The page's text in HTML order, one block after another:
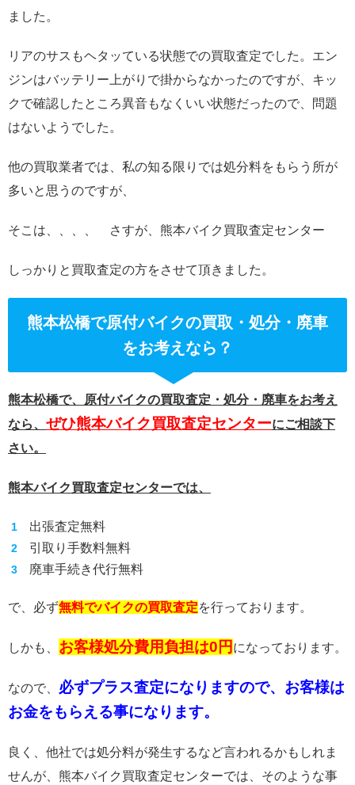
ました。
リアのサスもヘタッている状態での買取査定でした。エン
ジンはバッテリー上がりで掛からなかったのですが、キッ
クで確認したところ異音もなくいい状態だったので、問題
はないようでした。
他の買取業者では、私の知る限りでは処分料をもらう所が
多いと思うのですが、
そこは、、、、 さすが、熊本バイク買取査定センター
しっかりと買取査定の方をさせて頂きました。
熊本松橋で原付バイクの買取・処分・廃車
をお考えなら？
熊本松橋で、原付バイクの買取査定・処分・廃車をお考え
なら、 ぜひ熊本バイク買取査定センターにご相談下
さい。
熊本バイク買取査定センターでは、
出張査定無料
引取り手数料無料
廃車手続き代行無料
で、必ず無料でバイクの買取査定を行っております。
しかも、 お客様処分費用負担は0円 になっております。
なので、 必ずプラス査定になりますので、お客様は
お金をもらえる事になります。
良く、他社では処分料が発生するなど言われるかもしれま
せんが、熊本バイク買取査定センターでは、そのような事